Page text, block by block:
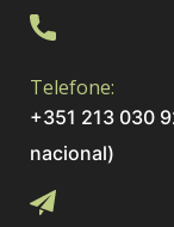
Telefone:
+351 213 030
nacional)